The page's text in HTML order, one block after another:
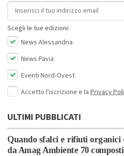
Indirizzo email
Scegli le tue edizioni:
News Alessandria
News Pavia
Eventi Nord-Ovest
Accetto l'iscrizione e la Privacy
ULTIMI PUBBLICATI
Quando sfalci e rifiuti organici
da Amag Ambiente 70